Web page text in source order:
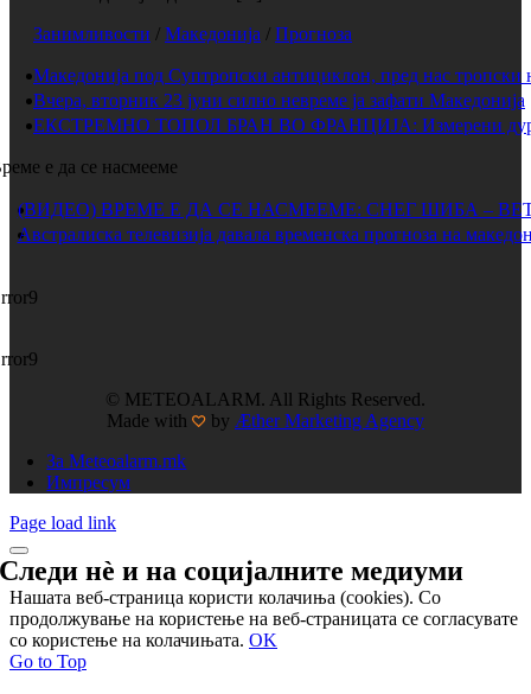
Занимливости / Македонија / Прогноза
Македонија под Суптропски антициклон, пред нас тропски
Вчера, вторник 23 јуни силно невреме ја зафати Македонија
ЕКСТРЕМНО ТОПОЛ БРАН ВО ФРАНЦИЈА: Измерени дури
е да се насмееме
(ВИДЕО) ВРЕМЕ Е ДА СЕ НАСМЕЕМЕ: СНЕГ ШИБА –
Австралиска телевизија давала временска прогноза на
© METEOALARM. All Rights Reserved.
Made with
by Æther Marketing Agency
За Meteoalarm.mk
Импресум
Page load link
Следи нѐ и насоцијалните медиуми
Нашата веб-страница користи колачиња (cookies). Со
продолжување на користење на веб-страницата се согласувате
со користење на колачињата. OK
Go to Top